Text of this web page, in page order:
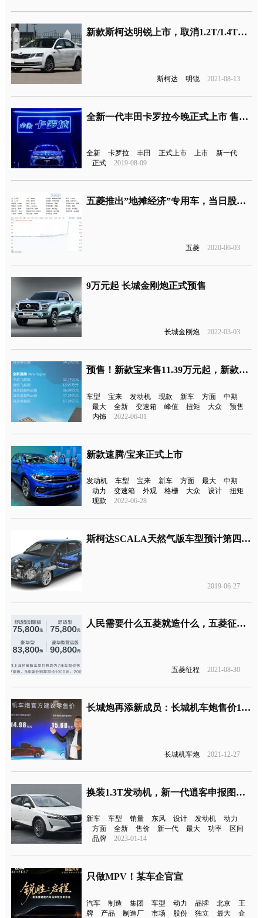
新款斯柯达明锐上市，取消1.2T/1.4T仅保留1.5L
斯柯达 明锐 2021-08-13
全新一代丰田卡罗拉今晚正式上市 售价区间为11.98-15.98万元
全新 卡罗拉 丰田 正式上市 上市
新一代
正式
2019-08-09
五菱推出”地摊经济”专用车，当日股价暴涨120%
五菱 2020-06-03
9万元起 长城金刚炮正式预售
长城金刚炮 2022-03-03
预售！新款宝来售11.39万元起，新款速腾售12.79万起
车型 宝来 发动机 现款 新车 方面
中期
最大
全新 变速箱 峰值 扭矩 大众
预售
内饰
2022-06-01
新款速腾/宝来正式上市
发动机 车型 宝来 新车 方面 最大
中期
动力
变速箱 外观 格栅 大众 设计
扭矩
现款
2022-06-28
斯柯达SCALA天然气版车型预计第四季度在欧洲销售
2019-06-27
人民需要什么五菱就造什么，五菱征程上市
五菱征程 2021-08-30
长城炮再添新成员：长城机车炮售价14.98万元起
长城机车炮 2021-12-27
换装1.3T发动机，新一代逍客申报图曝光
新车 车型 销量 东风 设计 发动机
动力
方面
全新 售价 新一代 最大 功率
区间
品牌
2023-01-14
只做MPV！某车企官宣
汽车 制造 集团 车型 动力 品牌 北京
王
牌
产品 制造厂 市场 股份 独立 最大
企